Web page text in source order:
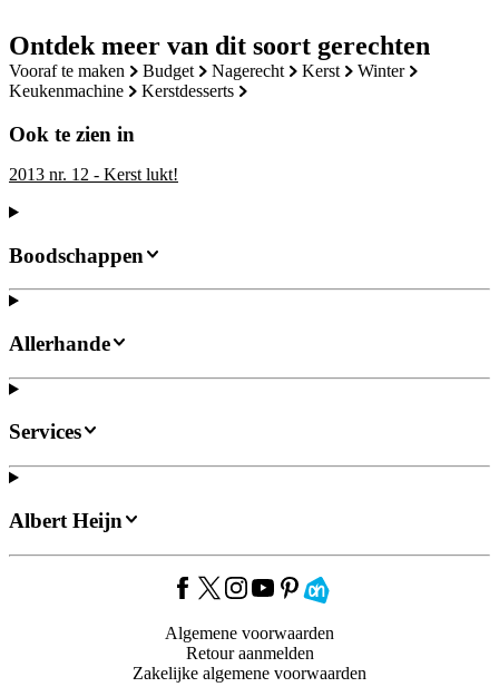
Ontdek meer van dit soort gerechten
vooraf te maken budget nagerecht kerst
winter
keukenmachine
kerstdesserts
Ook te zien in
2013 nr. 12 - Kerst lukt!
Boodschappen
Allerhande
Services
Albert Heijn
Algemene voorwaarden
Retour aanmelden
Zakelijke algemene voorwaarden